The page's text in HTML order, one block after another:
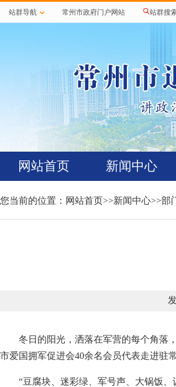
站群导航 常州市政府门户网站 站群搜
网站首页 新闻中心
您当前的位置： 网站首页>>新闻中心>>部
冬日的阳光，洒落在军营的每个角落
市爱国拥军促进会40余名会员代表走进驻
“豆腐块、迷彩绿、军号声、大锅饭